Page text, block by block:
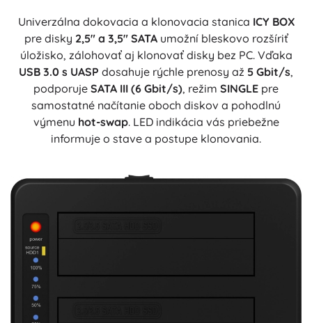
Univerzálna dokovacia a klonovacia stanica ICY BOX
pre disky 2,5" a 3,5" SATAumožní bleskovo rozšíriť
úložisko, zálohovať aj klonovať disky bez PC. Vďaka
USB 3.0 s UASP dosahuje rýchle prenosy až 5 Gbit/s,
podporuje SATA III (6 Gbit/s), režim SINGLE pre
samostatné načítanie oboch diskov a pohodlnú
výmenu hot-swap. LED indikácia vás priebežne
informuje o stave a postupe klonovania.